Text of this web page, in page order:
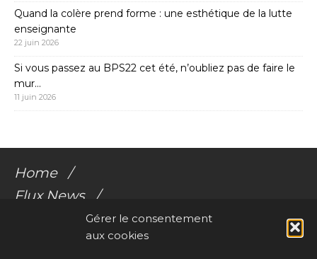
Gérer le consentement
aux cookies
Quand la colère prend forme : une esthétique de la lutte
enseignante
22 juin 2026
Si vous passez au BPS22 cet été, n’oubliez pas de faire le
mur…
11 juin 2026
Home
Flux News
Galerie Flux